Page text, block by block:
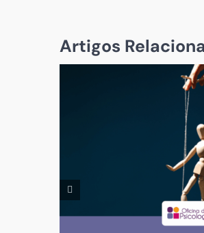
Artigos